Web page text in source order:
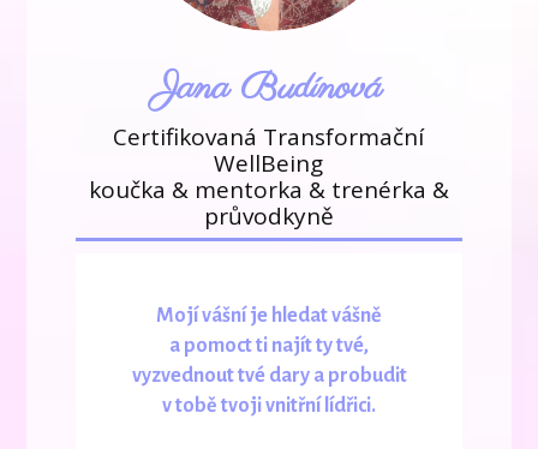
Jana Budínová
Certifikovaná Transformační
WellBeing
koučka & mentorka & trenérka &
průvodkyně
Mojí vášní je hledat vášně
a pomoct ti najít ty tvé,
vyzvednout tvé dary a probudit
v tobě tvoji vnitřní lídřici.